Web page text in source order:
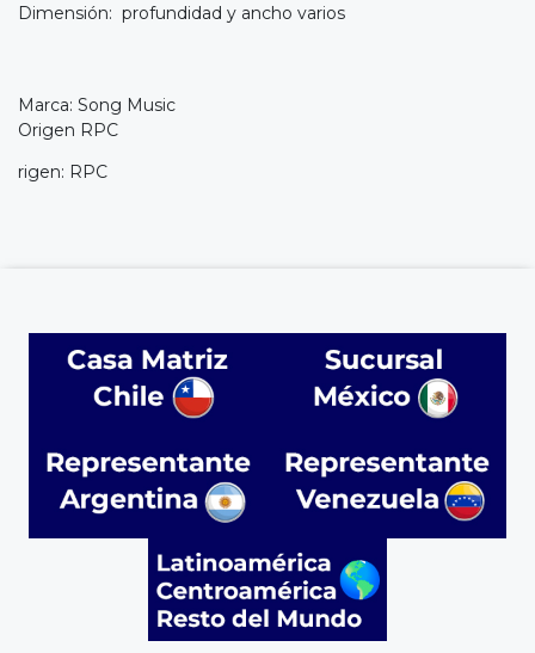
Dimensión: profundidad y ancho varios
Marca: Song Music
Origen RPC
rigen: RPC